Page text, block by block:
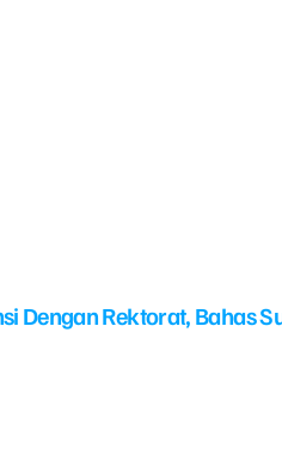
Dengan Rektorat, Bahas